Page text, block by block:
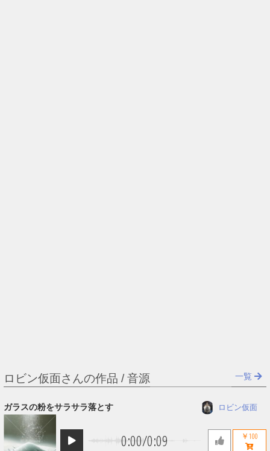
ロビン仮面さんの作品 / 音源 一覧
0:00/0:09
ガラスの粉をサラサラ落とす ロビン仮面
￥100